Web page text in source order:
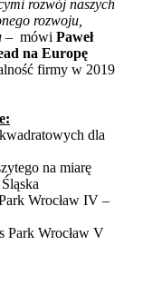
rozwój naszych
rozwoju,
– mówi Paweł
na Europę
firmy w 2019
dla
na miarę
Wrocław IV –
Park Wrocław V